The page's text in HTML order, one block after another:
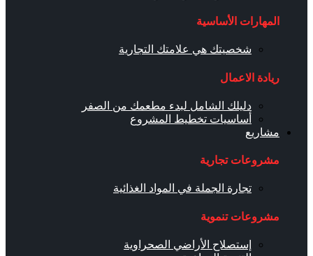
المهارات الأساسية
شخصيتك هي علامتك التجارية
ريادة الاعمال
دليلك الشامل لبدء مطعمك من الصفر
أساسيات تخطيط المشروع
مشاريع
مشروعات تجارية
تجارة الجملة في المواد الغذائية
مشروعات تنموية
إستصلاح الأراضي الصحراوية